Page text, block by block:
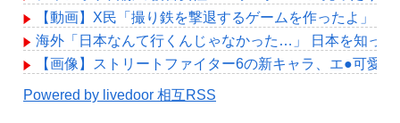
【動画】X民「撮り鉄を撃退するゲームを作ったよ」→
海外「日本なんて行くんじゃなかった…」 日本を知っ
【画像】ストリートファイター6の新キャラ、エ●可愛
Powered by livedoor 相互RSS